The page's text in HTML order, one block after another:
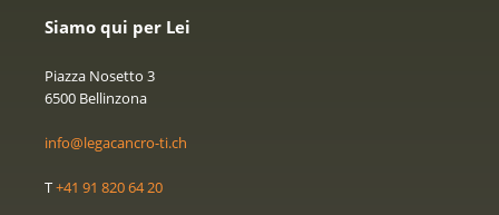
Siamo qui per Lei
Piazza Nosetto 3
6500 Bellinzona
info@legacancro-ti.ch
T+41 91 820 64 20